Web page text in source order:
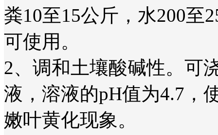
粪10至15公斤，水200至
可使用。
2、调和土壤酸碱性。可
液，溶液的pH值为4.7，
嫩叶黄化现象。